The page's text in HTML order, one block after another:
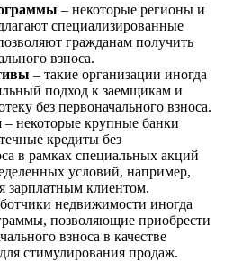
– некоторые регионы и
специализированные
гражданам получить
взноса.
– такие организации иногда
подход к заемщикам и
без первоначального взноса.
– некоторые крупные банки
кредиты без
в рамках специальных акций
условий, например,
зарплатным клиентом.
недвижимости иногда
позволяющие приобрести
взноса в качестве
стимулирования продаж.